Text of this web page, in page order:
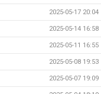
2025-05-17 20:04
2025-05-14 16:58
2025-05-11 16:55
2025-05-08 19:53
2025-05-07 19:09